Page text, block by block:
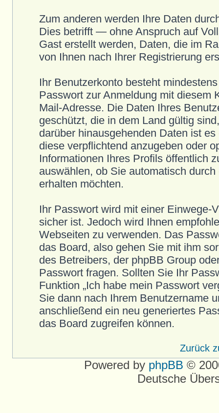
Zum anderen werden Ihre Daten
Dies betrifft — ohne Anspruch auf
Gast erstellt werden, Daten, die im
von Ihnen nach Ihrer Registrierung
Ihr Benutzerkonto besteht
Passwort zur Anmeldung mit diesem
Mail-Adresse. Die Daten Ihres
geschützt, die in dem Land gültig
darüber hinausgehenden Daten ist
diese verpflichtend anzugeben oder
Informationen Ihres Profils öffentlich
auswählen, ob Sie automatisch
erhalten möchten.
Ihr Passwort wird mit einer Einwege-
sicher ist. Jedoch wird Ihnen
Webseiten zu verwenden. Das
das Board, also gehen Sie mit ihm
des Betreibers, der phpBB Group
Passwort fragen. Sollten Sie Ihr
Funktion „Ich habe mein Passwort
Sie dann nach Ihrem Benutzername
anschließend ein neu generiertes
das Board zugreifen können.
Zurück
Powered by phpBB ©
Deutsche